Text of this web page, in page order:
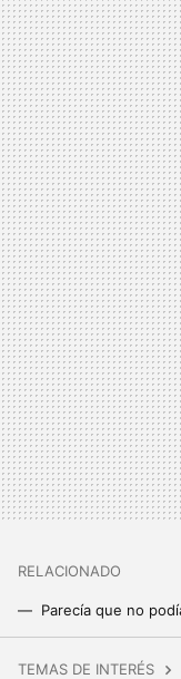
RELACIONADO
TEMAS DE INTERÉS